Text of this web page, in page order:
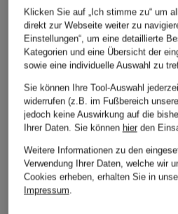
Klicken Sie auf „Ich stimme zu“ um
direkt zur Webseite weiter zu
Einstellungen“, um eine detaillierte
Kategorien und eine Übersicht der
sowie eine individuelle Auswahl zu
Sie können Ihre Tool-Auswahl
widerrufen (z.B. im Fußbereich
jedoch keine Auswirkung auf die
Ihrer Daten. Sie können hierden
Weitere Informationen zu den
Verwendung Ihrer Daten, welche wir
Cookies erheben, erhalten Sie in
Impressum.